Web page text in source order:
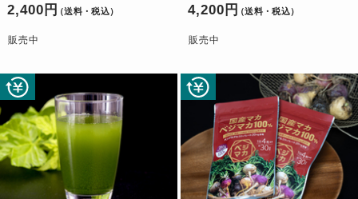
2,400円 （送料・税込）
販売中
4,200円 （送料・税込）
販売中